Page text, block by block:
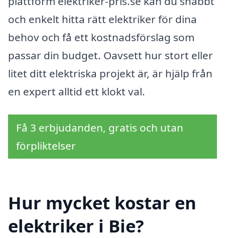
och enkelt hitta rätt elektriker för dina
behov och få ett kostnadsförslag som
passar din budget. Oavsett hur stort eller
litet ditt elektriska projekt är, är hjälp från
en expert alltid ett klokt val.
Få 3 erbjudanden, gratis och utan
förpliktelser
Hur mycket kostar en
elektriker i Bie?